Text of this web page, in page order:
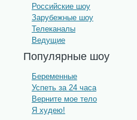
Российские шоу
Зарубежные шоу
Телеканалы
Ведущие
Популярные шоу
Беременные
Успеть за 24 часа
Верните мое тело
Я худею!